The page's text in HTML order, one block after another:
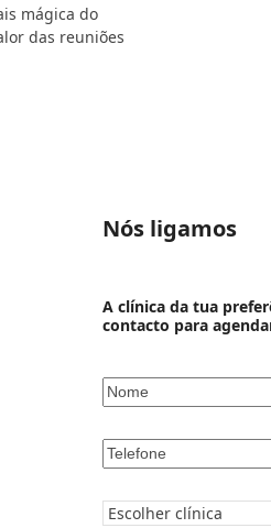
mágica do
das reuniões
Nós ligamos
A clínica da tua
contacto para
Nome*
Telefone*
Clínica